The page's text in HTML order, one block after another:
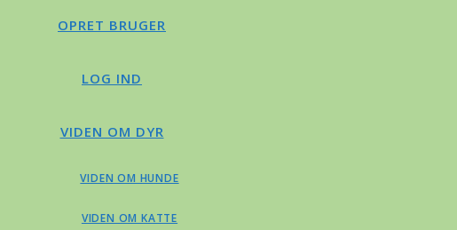
OPRET BRUGER
LOG IND
VIDEN OM DYR
VIDEN OM HUNDE
VIDEN OM KATTE